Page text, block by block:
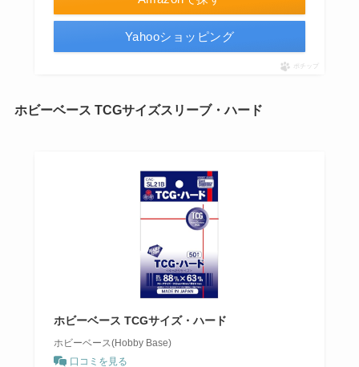
Yahooショッピング
ポチップ
ホビーベース TCGサイズスリーブ・ハード
ホビーベース TCGサイズ・ハード
ホビーベース(Hobby Base)
口コミを見る